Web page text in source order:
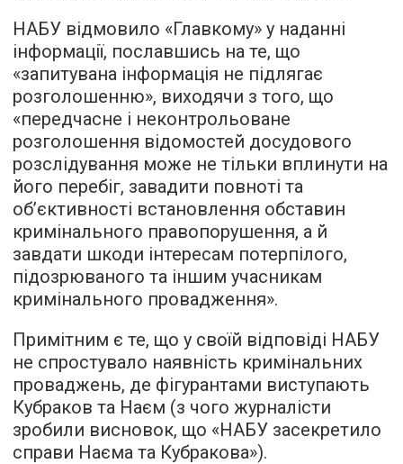
НАБУ відмовило «Главкому» у наданні
інформації, пославшись на те, що
«запитувана інформація не підлягає
розголошенню», виходячи з того, що
«передчасне і неконтрольоване
розголошення відомостей досудового
розслідування може не тільки вплинути на
його перебіг, завадити повноті та
об’єктивності встановлення обставин
кримінального правопорушення, а й
завдати шкоди інтересам потерпілого,
підозрюваного та іншим учасникам
кримінального провадження».
Примітним є те, що у своїй відповіді НАБУ
не спростувало наявність кримінальних
проваджень, де фігурантами виступають
Кубраков та Наєм (з чого журналісти
зробили висновок, що «НАБУ засекретило
справи Наєма та Кубракова»).